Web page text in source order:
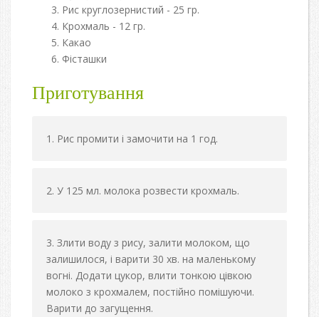
Рис круглозернистий - 25 гр.
Крохмаль - 12 гр.
Какао
Фісташки
Приготування
Рис промити і замочити на 1 год.
У 125 мл. молока розвести крохмаль.
Злити воду з рису, залити молоком, що
залишилося, і варити 30 хв. на маленькому
вогні. Додати цукор, влити тонкою цівкою
молоко з крохмалем, постійно помішуючи.
Варити до загущення.